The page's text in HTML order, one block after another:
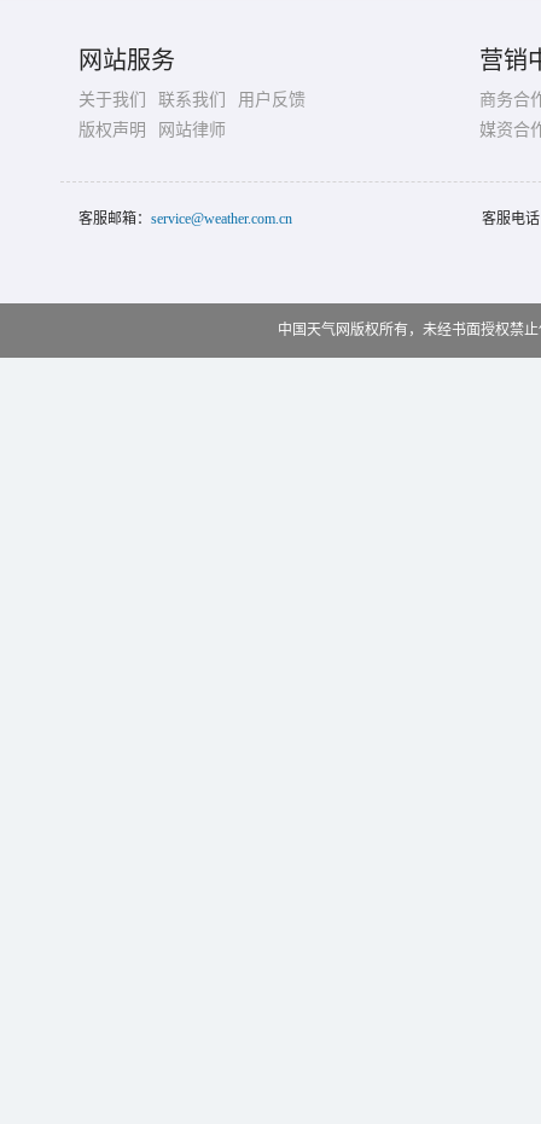
网站服务
关于我们 联系我们
用户反馈
版权声明
网站律师
营销
商务合
媒资合
客服邮箱： service@weather.com.cn 客服电
中国天气网版权所有，未经书面授权